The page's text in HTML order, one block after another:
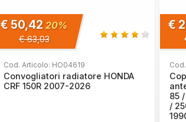
€ 50,4220%
€ 63,03
Cod. Articolo: HO04619
Convogliatori radiatore HONDA
CRF 150R 2007-2026
€
85
/